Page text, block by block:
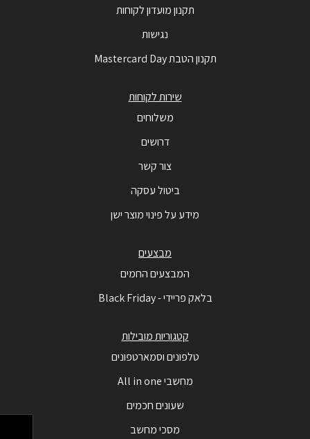
תקנון מועדון לקוחות
נגישות
תקנון הטבת Mastercard Day
שירות לקוחות
משלוחים
דרושים
צור קשר
ביטול עסקה
מידע על פינוי מוצר ישן
מבצעים
המבצעים החמים
בלאק פריידי - Black Friday
קטגוריות מובילות
טלפונים וסמארטפונים
מחשבי All in one
שעונים חכמים
מסכי מחשב